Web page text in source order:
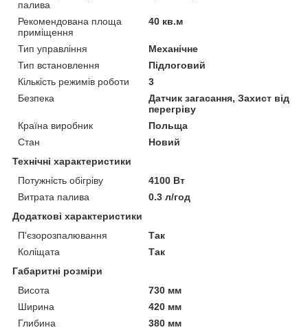
палива
Рекомендована площа
приміщення
40 кв.м
Тип управління
Механічне
Тип встановлення
Підлоговий
Кількість режимів роботи
3
Безпека
Датчик загасання, Захист від
перегріву
Країна виробник
Польща
Стан
Новий
Технічні характеристики
Потужність обігріву
4100 Вт
Витрата палива
0.3 л/год
Додаткові характеристики
П'єзорозпалювання
Так
Коліщата
Так
Габаритні розміри
Висота
730 мм
Ширина
420 мм
Глибина
380 мм